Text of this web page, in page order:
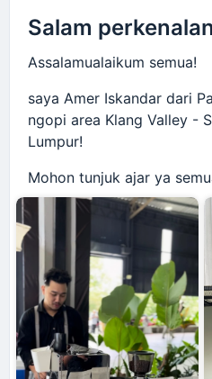
Salam
Assalamualaikum semua!
saya Amer Iskandar dari
ngopi area Klang Valley -
Lumpur!
Mohon tunjuk ajar ya